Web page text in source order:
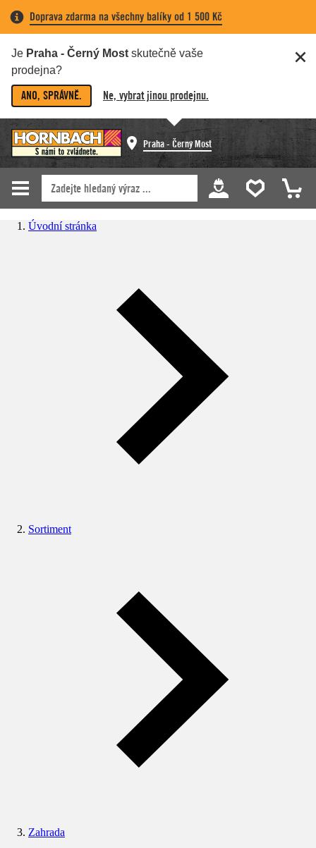
Doprava zdarma na všechny balíky od 1 500 Kč
Je Praha - Černý Most skutečně vaše
prodejna?
ANO, SPRÁVNĚ. Ne, vybrat jinou prodejnu.
Praha - Černý Most
Úvodní stránka
Sortiment
Zahrada